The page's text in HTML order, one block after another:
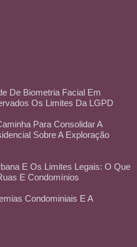
De Biometria Facial Em
Os Limites Da LGPD
Para Consolidar A
Sobre A Exploração
E Os Limites Legais: O Que
E Condomínios
Condominiais E A